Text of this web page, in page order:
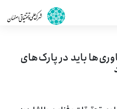
باید در پارک‌های